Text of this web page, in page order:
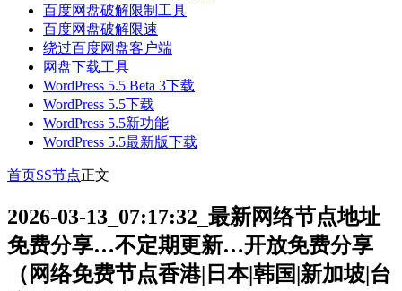
百度网盘破解限制工具
百度网盘破解限速
绕过百度网盘客户端
网盘下载工具
WordPress 5.5 Beta 3下载
WordPress 5.5下载
WordPress 5.5新功能
WordPress 5.5最新版下载
首页SS节点正文
2026-03-13_07:17:32_最新网络节点地址
免费分享…不定期更新…开放免费分享
（网络免费节点香港|日本|韩国|新加坡|台